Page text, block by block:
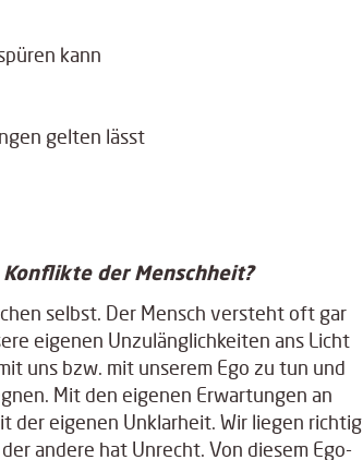
kann
gelten lässt
der Menschheit?
selbst. Der Mensch versteht oft gar
eigenen Unzulänglichkeiten ans Licht
uns bzw. mit unserem Ego zu tun und
Mit den eigenen Erwartungen an
der eigenen Unklarheit. Wir liegen richtig
andere hat Unrecht. Von diesem Ego-